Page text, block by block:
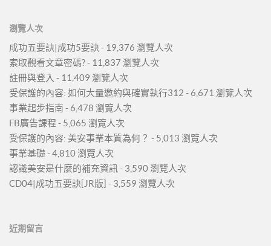
瀏覽人次
成功五要訣|成功5要訣- 19,376 瀏覽人次
索取觀看文章密碼?- 11,837 瀏覽人次
註冊與登入 - 11,409 瀏覽人次
受保護的內容: 如何大量邀約與確實執行312 - 6,671 瀏覽人次
事業起步指南 - 6,478 瀏覽人次
FB廣告課程 - 5,065 瀏覽人次
受保護的內容: 美安事業本質為何？ - 5,013 瀏覽人次
事業基礎- 4,810 瀏覽人次
認識美安是什麼的補充資訊 - 3,590 瀏覽人次
CD04|成功五要訣[JR版] - 3,559 瀏覽人次
近期留言